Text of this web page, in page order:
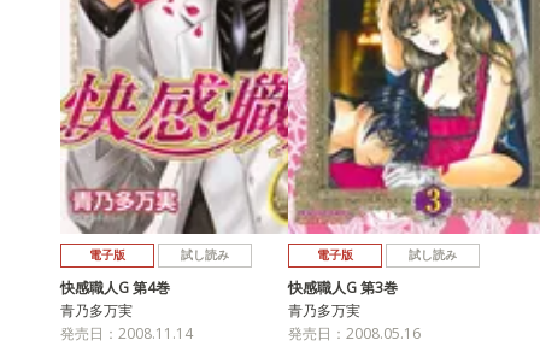
電子版 試し読み
快感職人G 第4巻
青乃多万実
発売日：2008.11.14
電子版 試し読み
快感職人G 第3巻
青乃多万実
発売日：2008.05.16